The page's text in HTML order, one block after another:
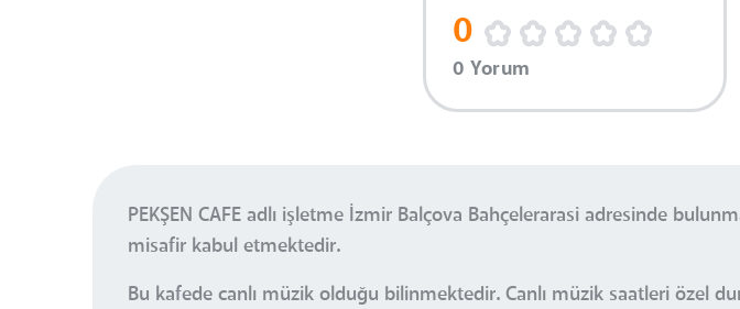
0
0 Yorum
PEKŞEN CAFE adlı işletme İzmir Balçova Bahçelerarasi adresinde
misafir kabul etmektedir.
Bu kafede canlı müzik olduğu bilinmektedir. Canlı müzik saatleri özel